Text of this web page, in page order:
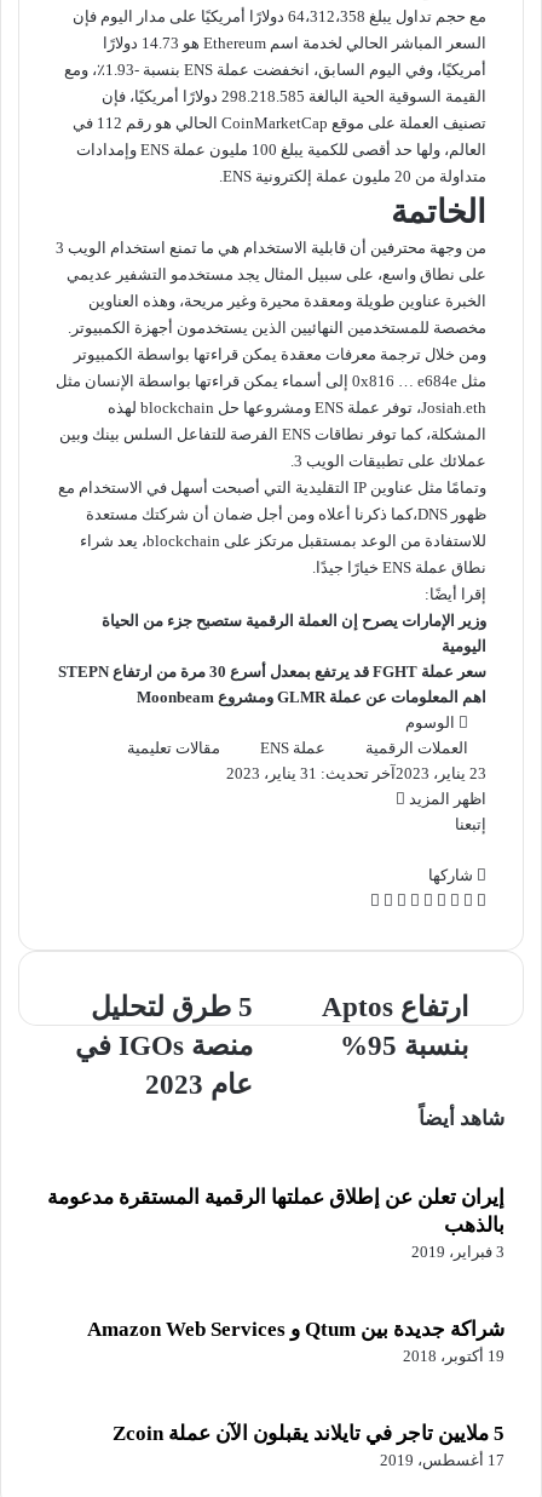
مع حجم تداول يبلغ 64،312،358 دولارًا أمريكيًا على مدار اليوم فإن
السعر المباشر الحالي لخدمة اسم Ethereum هو 14.73 دولارًا
أمريكيًا، وفي اليوم السابق، انخفضت عملة ENS بنسبة -1.93٪، ومع
القيمة السوقية الحية البالغة 298.218.585 دولارًا أمريكيًا، فإن
تصنيف العملة على موقع CoinMarketCap
الحالي هو رقم 112 في
العالم، ولها حد أقصى للكمية يبلغ 100 مليون عملة ENS وإمدادات
متداولة من 20 مليون عملة إلكترونية ENS.
الخاتمة
من وجهة محترفين أن قابلية الاستخدام هي ما تمنع استخدام الويب 3
على نطاق واسع، على سبيل المثال يجد مستخدمو التشفير عديمي
الخبرة عناوين طويلة ومعقدة محيرة وغير مريحة، وهذه العناوين
مخصصة للمستخدمين النهائيين الذين يستخدمون أجهزة الكمبيوتر.
ومن خلال ترجمة معرفات معقدة يمكن قراءتها بواسطة الكمبيوتر
مثل 0x816 … e684e إلى أسماء يمكن قراءتها بواسطة الإنسان مثل
Josiah.eth، توفر عملة ENS ومشروعها حل blockchain لهذه
المشكلة، كما توفر نطاقات ENS الفرصة للتفاعل السلس بينك وبين
عملائك على تطبيقات الويب 3.
وتمامًا مثل عناوين IP التقليدية التي أصبحت أسهل في الاستخدام مع
ظهور DNS،كما ذكرنا أعلاه ومن أجل ضمان أن شركتك مستعدة
للاستفادة من الوعد بمستقبل مرتكز على blockchain، يعد شراء
نطاق عملة ENS خيارًا جيدًا.
إقرا أيضًا:
وزير الإمارات يصرح إن العملة الرقمية ستصبح جزء من الحياة
اليومية
سعر عملة FGHT قد يرتفع بمعدل أسرع 30 مرة من ارتفاع STEPN
اهم المعلومات عن عملة GLMR ومشروع Moonbeam
الوسوم
العملات الرقمية
عملة ENS
مقالات تعليمية
23 يناير، 2023
آخر تحديث: 31 يناير، 2023
اظهر المزيد
إتبعنا
شاركها
فيسبوك
‫X لينكدإن
بينتيريست
ماسنجر
ماسنجر
واتساب
5
طرق
لتحليل
منصة
2023
5 طرق لتحليل
منصة IGOs ​​في
عام 2023
ارتفاع
Aptos
بنسبة
ارتفاع Aptos
بنسبة 95%
شاهد أيضاً
إيران تعلن عن إطلاق عملتها الرقمية المستقرة مدعومة
بالذهب
3 فبراير، 2019
شراكة جديدة بين Qtum و Amazon Web Services
19 أكتوبر، 2018
5 ملايين تاجر في تايلاند يقبلون الآن عملة Zcoin
17 أغسطس، 2019